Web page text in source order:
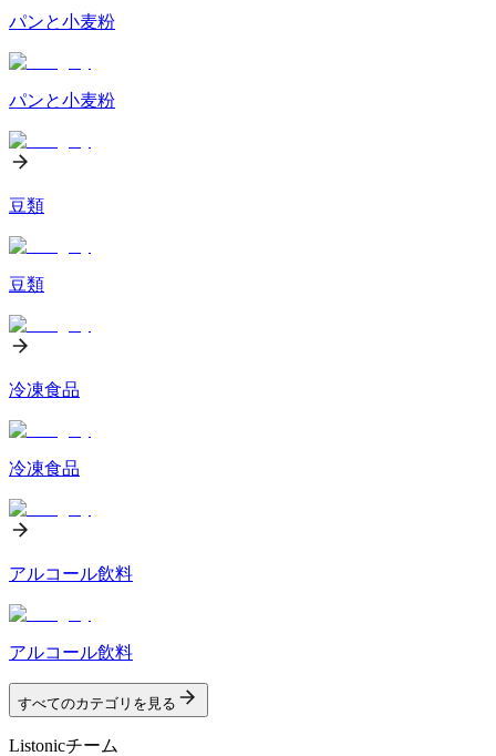
パンと小麦粉
パンと小麦粉
豆類
豆類
冷凍食品
冷凍食品
アルコール飲料
アルコール飲料
すべてのカテゴリを見る
Listonicチーム